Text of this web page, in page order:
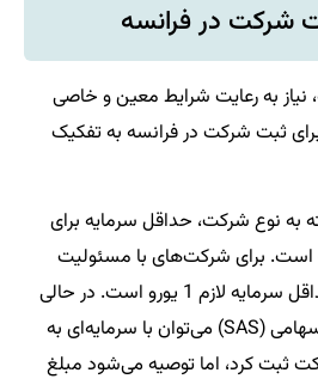
شرکت در فرانسه
نیاز به رعایت شرایط معین و خاصی
برای ثبت شرکت در فرانسه به تفکیک
به نوع شرکت، حداقل سرمایه برای
برای شرکت‌های با مسئولیت
محدود (SARL)، حداقل سرمایه لازم 1 یورو است. در حالی
که برای شرکت‌های سهامی (SAS) می‌توان با سرمایه‌ای به
شرکت ثبت کرد، اما توصیه می‌شود مبلغ